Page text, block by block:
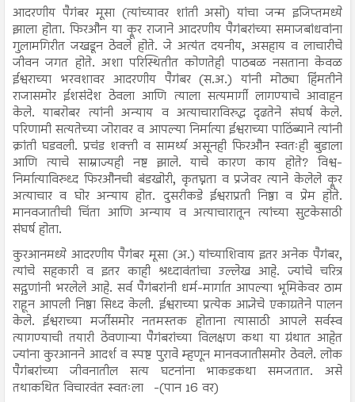
आदरणीय पैगंबर मूसा (त्यांच्यावर शांती असो) यांचा जन्म इजिप्तमध्ये
झाला होता. फिरऔन या क्रूर राजाने आदरणीय पैगंबरांच्या समाजबांधवांना
गुलामगिरीत जखडून ठेवले होते. जे अत्यंत दयनीय, असहाय व लाचारीचे
जीवन जगत होते. अशा परिस्थितीत कोणतेही पाठबळ नसताना केवळ
ईश्वराच्या भरवशावर आदरणीय पैगंबर (स.अ.) यांनी मोठ्या हिंमतीने
राजासमोर ईशसंदेश ठेवला आणि त्याला सत्यमार्गी लागण्याचे आवाहन
केले. याबरोबर त्यांनी अन्याय व अत्याचाराविरुद्ध दृढतेने संघर्ष केले.
परिणामी सत्यतेच्या जोरावर व आपल्या निर्मात्या ईश्वराच्या पाठिंब्याने त्यांनी
क्रांती घडवली. प्रचंड शक्ती व सामर्थ्य असूनही फिरऔन स्वतःही बुडाला
आणि त्याचे साम्राज्यही नष्ट झाले. याचे कारण काय होते? विश्व-
निर्मात्याविरुध्द फिरऔनची बंडखोरी, कृतघ्नता व प्रजेवर त्याने केलेले क्रूर
अत्याचार व घोर अन्याय होत. दुसरीकडे ईश्वराप्रती निष्ठा व प्रेम होते.
मानवजातीची चिंता आणि अन्याय व अत्याचारातून त्यांच्या सुटकेसाठी
संघर्ष होता.
कुरआनमध्ये आदरणीय पैगंबर मूसा (अ.) यांच्याशिवाय इतर अनेक पैगंबर,
त्यांचे सहकारी व इतर काही श्रध्दावंतांचा उल्लेख आहे. ज्यांचे चरित्र
सद्गुणांनी भरलेले आहे. सर्व पैगंबरांनी धर्म-मार्गात आपल्या भूमिकेवर ठाम
राहून आपली निष्ठा सिध्द केली. ईश्वराच्या प्रत्येक आज्ञेचे एकाग्रतेने पालन
केले. ईश्वराच्या मर्जीसमोर नतमस्तक होताना त्यासाठी आपले सर्वस्व
त्यागण्याची तयारी ठेवणाऱ्या पैगंबरांच्या विलक्षण कथा या ग्रंथात आहेत
ज्यांना कुरआनने आदर्श व स्पष्ट पुरावे म्हणून मानवजातीसमोर ठेवले. लोक
पैगंबरांच्या जीवनातील सत्य घटनांना भाकडकथा समजतात. असे
तथाकथित विचारवंत स्वतःला -(पान 16 वर)